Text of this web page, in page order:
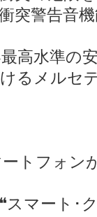
を
準の安
ルセデス
フォンが
ス･